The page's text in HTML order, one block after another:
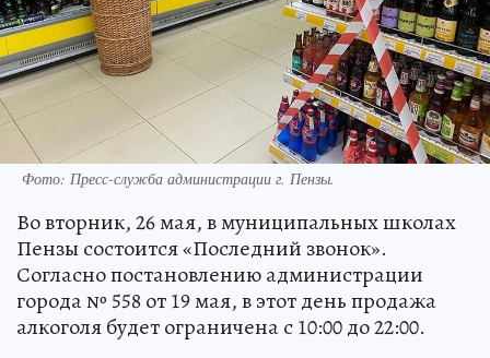
Фото: Пресс-служба администрации г. Пензы.
Во вторник, 26 мая, в муниципальных школах
Пензы состоится «Последний звонок».
Согласно постановлению администрации
города № 558 от 19 мая, в этот день продажа
алкоголя будет ограничена с 10:00 до 22:00.